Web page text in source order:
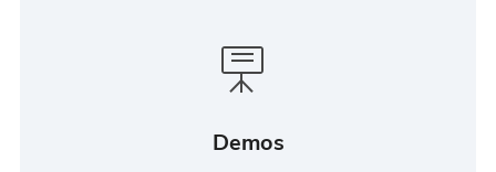
Demos